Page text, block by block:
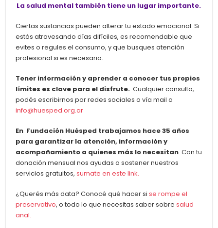
La salud mental también tiene un lugar importante.
Ciertas sustancias pueden alterar tu estado emocional. Si
estás atravesando días difíciles, es recomendable que
evites o regules el consumo, y que busques atención
profesional si es necesario.
Tener información y aprender a conocer tus propios
límites es clave para el disfrute. Cualquier consulta,
podés escribirnos por redes sociales o vía mail a
info@huesped.org.ar
En Fundación Huésped trabajamos hace 35 años
para garantizar la atención, información y
acompañamiento a quienes más lo necesitan. Con tu
donación mensual nos ayudas a sostener nuestros
servicios gratuitos,sumate en este link.
¿Querés más data? Conocé qué hacer sise rompe el
preservativo, o todo lo que necesitas saber sobresalud
anal.